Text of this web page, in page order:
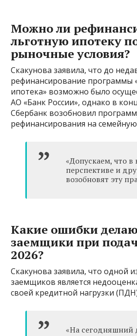
Можно ли
льготную ипотеку
рыночные условия?
Скакунова заявила, что до
рефинансирование программы
ипотека» возможно было
АО «Банк России», однако в
Сбербанк возобновил
рефинансирования на
«Допускаем, что в
перспективе и
возобновят эту
Какие ошибки
заемщики при
2026?
Скакунова заявила, что одной
заемщиков является
своей кредитной нагрузки
«На сегодняшний